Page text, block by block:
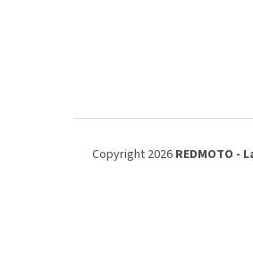
Copyright 2026 REDMOTO -